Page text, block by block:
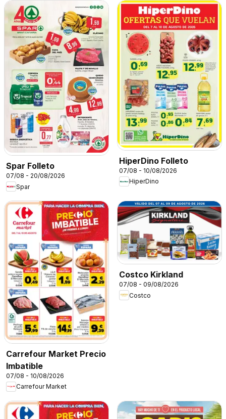
Spar Folleto
07/08 - 20/08/2026
Spar
HiperDino Folleto
07/08 - 10/08/2026
HiperDino
Carrefour Market Precio
Imbatible
07/08 - 10/08/2026
Carrefour Market
Costco Kirkland
07/08 - 09/08/2026
Costco